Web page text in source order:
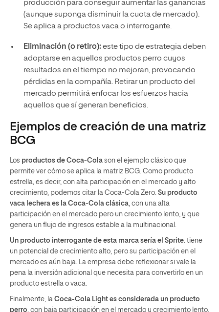
producción para conseguir aumentar las ganancias
(aunque suponga disminuir la cuota de mercado).
Se aplica a productos vaca o interrogante.
Eliminación (o retiro): este tipo de estrategia deben
adoptarse en aquellos productos perro cuyos
resultados en el tiempo no mejoran, provocando
pérdidas en la compañía. Retirar un producto del
mercado permitirá enfocar los esfuerzos hacia
aquellos que sí generan beneficios.
Ejemplos de creación de una matriz
BCG
Los productos de Coca-Cola son el ejemplo clásico que
permite ver cómo se aplica la matriz BCG. Como producto
estrella, es decir, con alta participación en el mercado y alto
crecimiento, podemos citar la Coca-Cola Zero. Su producto
vaca lechera es la Coca-Cola clásica, con una alta
participación en el mercado pero un crecimiento lento, y que
genera un flujo de ingresos estable a la multinacional.
Un producto interrogante de esta marca sería el Sprite: tiene
un potencial de crecimiento alto, pero su participación en el
mercado es aún baja. La empresa debe reflexionar si vale la
pena la inversión adicional que necesita para convertirlo en un
producto estrella o vaca.
Finalmente, la Coca-Cola Light es considerada un producto
perro, con baja participación en el mercado y crecimiento lento.